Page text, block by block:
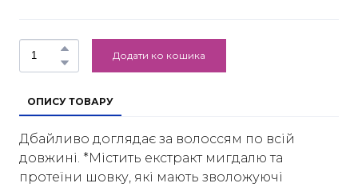
Додати ко кошика
ОПИСУ ТОВАРУ
Дбайливо доглядає за волоссям по всій
довжині. *Містить екстракт мигдалю та
протеїни шовку, які мають зволожуючі